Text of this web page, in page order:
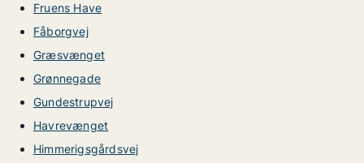
Fruens Have
Fåborgvej
Græsvænget
Grønnegade
Gundestrupvej
Havrevænget
Himmerigsgårdsvej